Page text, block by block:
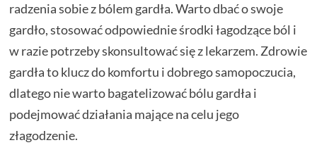
radzenia sobie z bólem gardła. Warto dbać o swoje
gardło, stosować odpowiednie środki łagodzące ból i
w razie potrzeby skonsultować się z lekarzem. Zdrowie
gardła to klucz do komfortu i dobrego samopoczucia,
dlatego nie warto bagatelizować bólu gardła i
podejmować działania mające na celu jego
złagodzenie.